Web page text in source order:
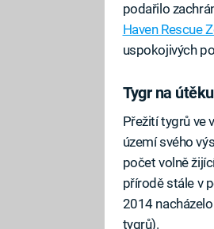
podařilo
Haven Rescue
uspokojivých
Tygr na útěku
Přežití tygrů ve
území svého
počet volně
přírodě stále v
2014
tygrů).